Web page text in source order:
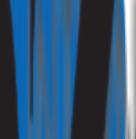
kosten.
onderzoek.
van ons.
dagen te voldoen.